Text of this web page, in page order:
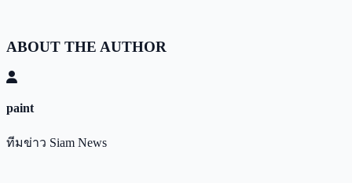
ABOUT THE AUTHOR
paint
ทีมข่าว Siam News